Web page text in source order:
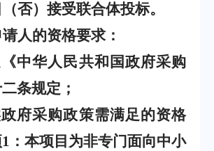
否）接受联合体投标。
人的资格要求：
中华人民共和国政府采购
条规定；
府采购政策需满足的资格
1 ：本项目为非专门面向中小